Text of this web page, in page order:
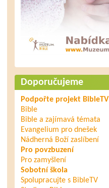
Doporučujeme
Podpořte projekt BibleTV
Bible
Bible a zajímavá témata
Evangelium pro dnešek
Nádherná Boží zaslíbení
Pro povzbuzení
Pro zamyšlení
Sobotní škola
Spolupracujte s BibleTV